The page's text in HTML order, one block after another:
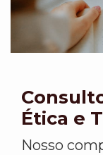
Ética e
Nosso